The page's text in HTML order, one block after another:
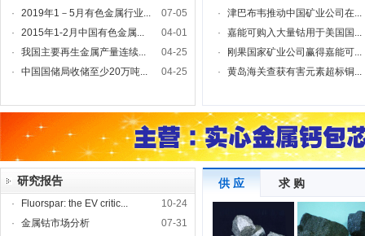
·
2019年1－5月有色金属行业...
07-05
·
2015年1-2月中国有色金属...
04-01
·
我国主要再生金属产量连续...
04-25
·
中国国储局收储至少20万吨... 04-25
·
津巴布韦推动中国矿业公司在...
·
嘉能可购入大量钴用于美国国...
·
刚果国家矿业公司赢得嘉能可...
·
黄岛海关查获有害元素超标铜...
研究报告
· Fluorspar: the EV critic...
10-24
·
金属钴市场分析
07-31
供 应 求 购